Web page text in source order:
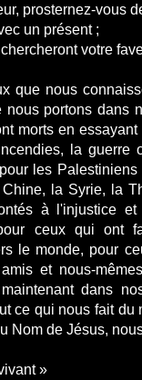
prosternez-vous
un présent ;
votre
que nous
nous portons dans
morts en
la guerre
les
la Syrie, la
à l'injustice
ceux qui ont
le monde, pour
et nous-
dans
ce qui nous fait du
Nom de Jésus,
»